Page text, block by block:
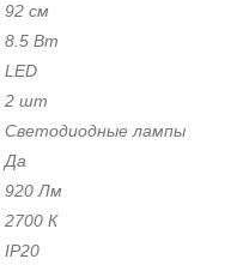
92 см
8.5 Вт
LED
2 шт
Светодиодные лампы
Да
920 Лм
2700 К
IP20